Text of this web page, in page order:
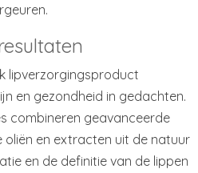
lipverzorgingsproduct
en gezondheid in gedachten.
combineren geavanceerde
en extracten uit de natuur
en de definitie van de lippen